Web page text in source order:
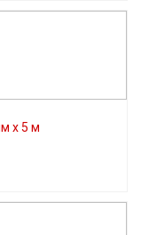
x 5 м